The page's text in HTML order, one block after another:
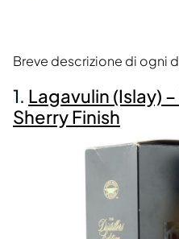
Breve descrizione di ogni
1. Lagavulin (Islay)
Sherry Finish